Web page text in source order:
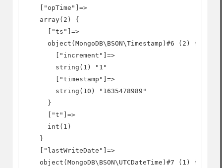
    ["opTime"]=>
    array(2) {
      ["ts"]=>
      object(MongoDB\BSON\Timestamp)#6 (2) {
        ["increment"]=>
        string(1) "1"
        ["timestamp"]=>
        string(10) "1635478989"
      }
      ["t"]=>
      int(1)
    }
    ["lastWriteDate"]=>
    object(MongoDB\BSON\UTCDateTime)#7 (1) {